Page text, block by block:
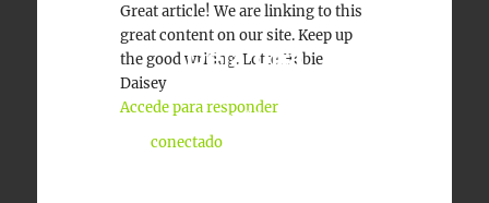
Great article! We are linking to this
great content on our site. Keep up
the good writing. Lotte Hobie
Daisey
Accede para responder
Deja una
Lo siento, debes estar
conectadopara publicar un